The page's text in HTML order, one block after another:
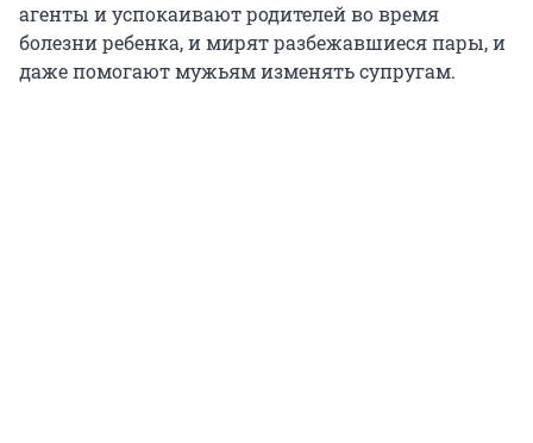
агенты и успокаивают родителей во время
болезни ребенка, и мирят разбежавшиеся пары, и
даже помогают мужьям изменять супругам.